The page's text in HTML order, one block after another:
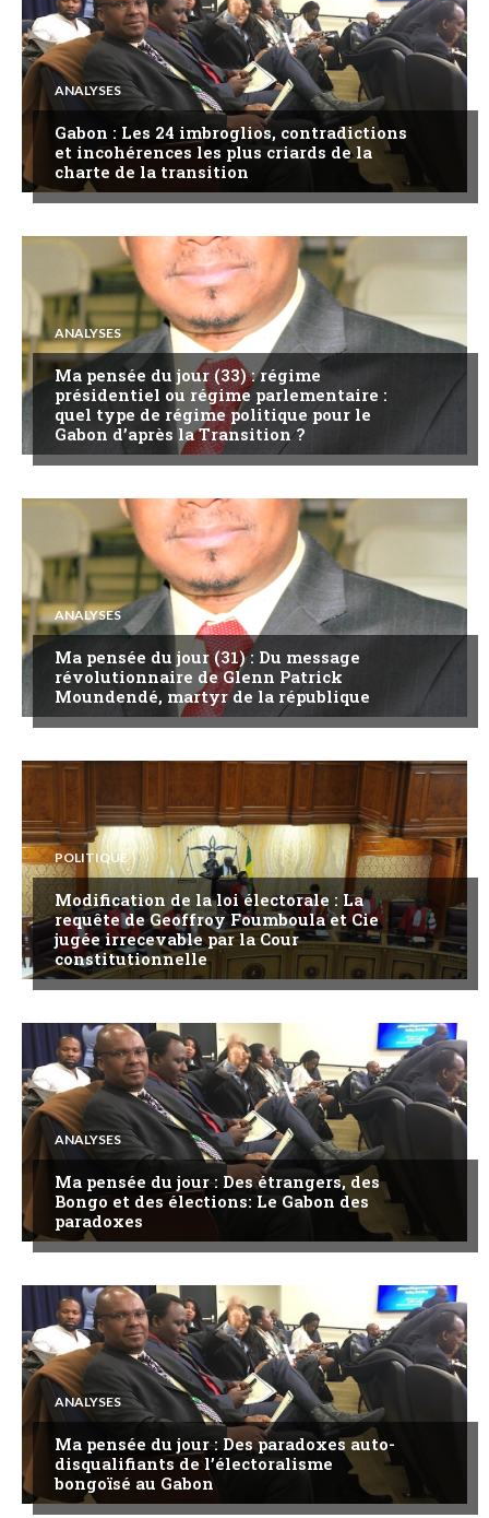
ANALYSES
Gabon : Les 24 imbroglios, contradictions
et incohérences les plus criards de la
charte de la transition
ANALYSES
Ma pensée du jour (33) : régime
présidentiel ou régime parlementaire :
quel type de régime politique pour le
Gabon d’après la Transition ?
ANALYSES
Ma pensée du jour (31) : Du message
révolutionnaire de Glenn Patrick
Moundendé, martyr de la république
POLITIQUE
Modification de la loi électorale : La
requête de Geoffroy Foumboula et Cie
jugée irrecevable par la Cour
constitutionnelle
ANALYSES
Ma pensée du jour : Des étrangers, des
Bongo et des élections: Le Gabon des
paradoxes
ANALYSES
Ma pensée du jour : Des paradoxes auto-
disqualifiants de l’électoralisme
bongoïsé au Gabon